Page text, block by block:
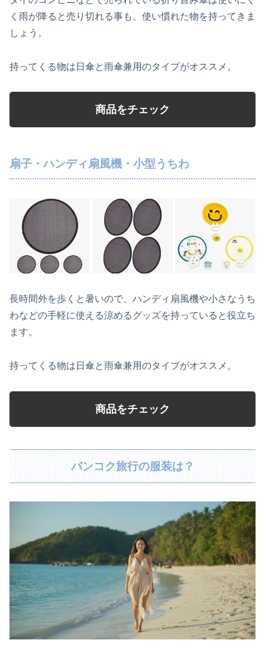
く雨が降ると売り切れる事も。使い慣れた物を持ってきま
しょう。
持ってくる物は日傘と雨傘兼用のタイプがオススメ。
商品をチェック
扇子・ハンディ扇風機・小型うちわ
長時間外を歩くと暑いので、ハンディ扇風機や小さなうち
わなどの手軽に使える涼めるグッズを持っていると役立ち
ます。
持ってくる物は日傘と雨傘兼用のタイプがオススメ。
商品をチェック
バンコク旅行の服装は？